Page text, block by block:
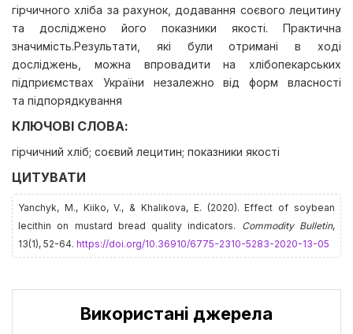
гірчичного хліба за рахунок, додавання соєвого лецитину
та досліджено його показники якості. Практична
значимість.Результати, які були отримані в ході
досліджень, можна впровадити на хлібопекарських
підприємствах України незалежно від форм власності
та підпорядкування
КЛЮЧОВІ СЛОВА:
гірчичний хліб; соєвий лецитин; показники якості
ЦИТУВАТИ
Yanchyk, M., Kiiko, V., & Khalikova, E. (2020). Effect of soybean
lecithin on mustard bread quality indicators. Commodity Bulletin,
13(1), 52-64. https://doi.org/10.36910/6775-2310-5283-2020-13-05
Використані джерела